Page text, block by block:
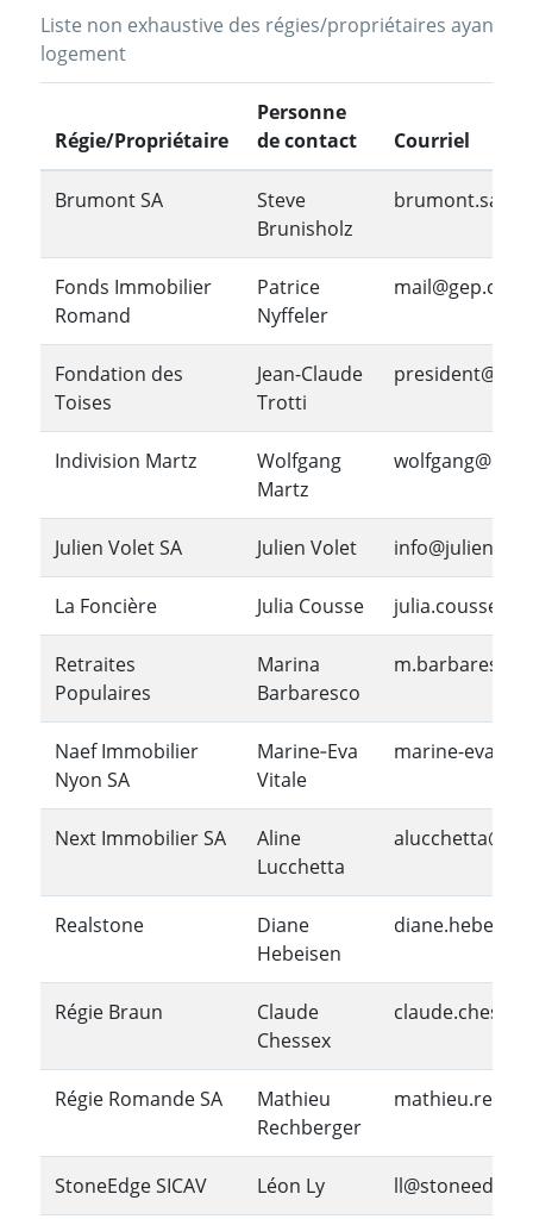
Liste non exhaustive des régies/propriétaires ayant
logement
Régie/Propriétaire
Personne
de contact
Courriel
Brumont SA
Steve
Brunisholz
Fonds Immobilier
Romand
Patrice
Nyffeler
mail@gep.ch
Fondation des
Toises
Jean-Claude
Trotti
Indivision Martz
Wolfgang
Martz
Julien Volet SA Julien Volet
La Foncière Julia Cousse
Retraites
Populaires
Marina
Barbaresco
Naef Immobilier
Nyon SA
Marine‑Eva
Vitale
marine-
Next Immobilier SA
Aline
Lucchetta
Realstone
Diane
Hebeisen
Régie Braun
Claude
Chessex
Régie Romande SA
Mathieu
Rechberger
StoneEdge SICAV Léon Ly